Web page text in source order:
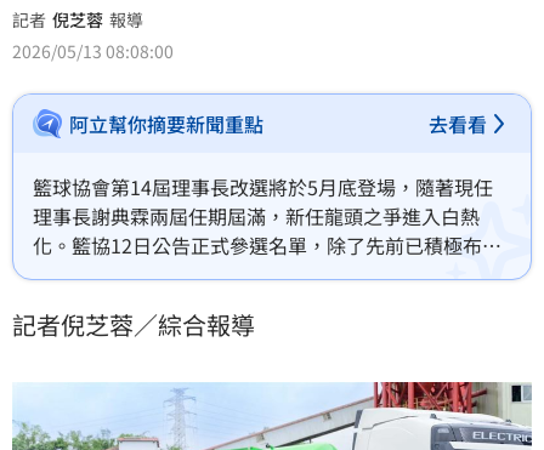
記者 倪芝蓉 報導
2026/05/13 08:08:00
阿立幫你摘要新聞重點 去看看
籃球協會第14屆理事長改選將於5月底登場，隨著現任
理事長謝典霖兩屆任期屆滿，新任龍頭之爭進入白熱
化。籃協12日公告正式參選名單，除了先前已積極布局
的基隆市議會議長童子瑋外，更有來自企業界的重量級
雲，共有三位候選人競逐理事長寶座，競爭局勢空前激
記者倪芝蓉／綜合報導